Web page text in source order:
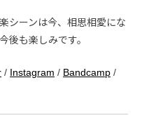
シーンは今、相思相愛にな
後も楽しみです。
/ Instagram / Bandcamp /